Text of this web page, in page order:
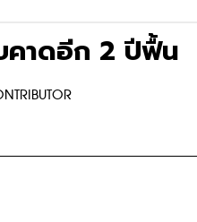
คาดอีก 2 ปีฟื้น